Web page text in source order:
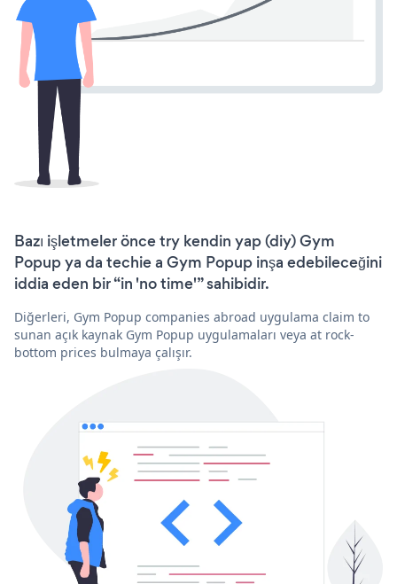
Bazı işletmeler önce try kendin yap (diy) Gym
Popup ya da techie a Gym Popup inşa edebileceğini
iddia eden bir “in 'no time'” sahibidir.
Diğerleri, Gym Popup companies abroad uygulama claim to
sunan açık kaynak Gym Popup uygulamaları veya at rock-
bottom prices bulmaya çalışır.